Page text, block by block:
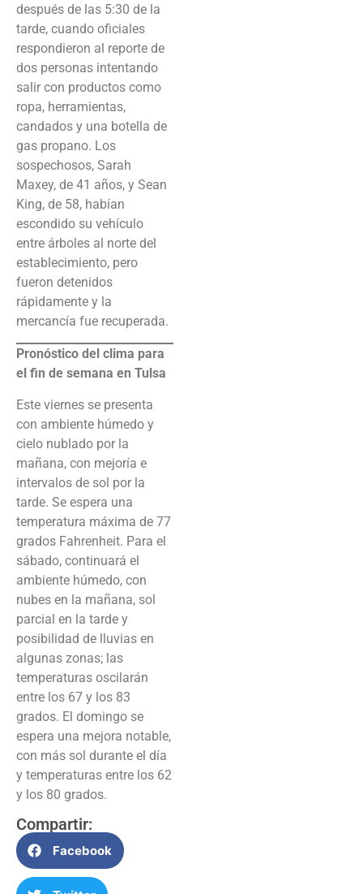
después de las 5:30 de la
tarde, cuando oficiales
respondieron al reporte de
dos personas intentando
salir con productos como
ropa, herramientas,
candados y una botella de
gas propano. Los
sospechosos, Sarah
Maxey, de 41 años, y Sean
King, de 58, habían
escondido su vehículo
entre árboles al norte del
establecimiento, pero
fueron detenidos
rápidamente y la
mercancía fue recuperada.
Pronóstico del clima para
el fin de semana en Tulsa
Este viernes se presenta
con ambiente húmedo y
cielo nublado por la
mañana, con mejoría e
intervalos de sol por la
tarde. Se espera una
temperatura máxima de 77
grados Fahrenheit. Para el
sábado, continuará el
ambiente húmedo, con
nubes en la mañana, sol
parcial en la tarde y
posibilidad de lluvias en
algunas zonas; las
temperaturas oscilarán
entre los 67 y los 83
grados. El domingo se
espera una mejora notable,
con más sol durante el día
y temperaturas entre los 62
y los 80 grados.
Compartir:
Facebook